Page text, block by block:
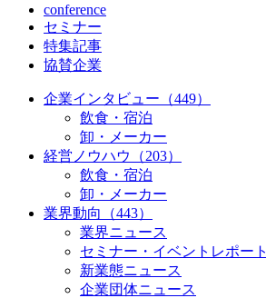
conference
セミナー
特集記事
協賛企業
企業インタビュー（449）
飲食・宿泊
卸・メーカー
経営ノウハウ（203）
飲食・宿泊
卸・メーカー
業界動向（443）
業界ニュース
セミナー・イベントレポート
新業態ニュース
企業団体ニュース